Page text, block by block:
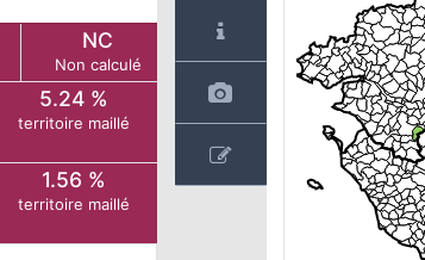
NC
Non calculé
5.24 %
territoire maillé
1.56 %
territoire maillé